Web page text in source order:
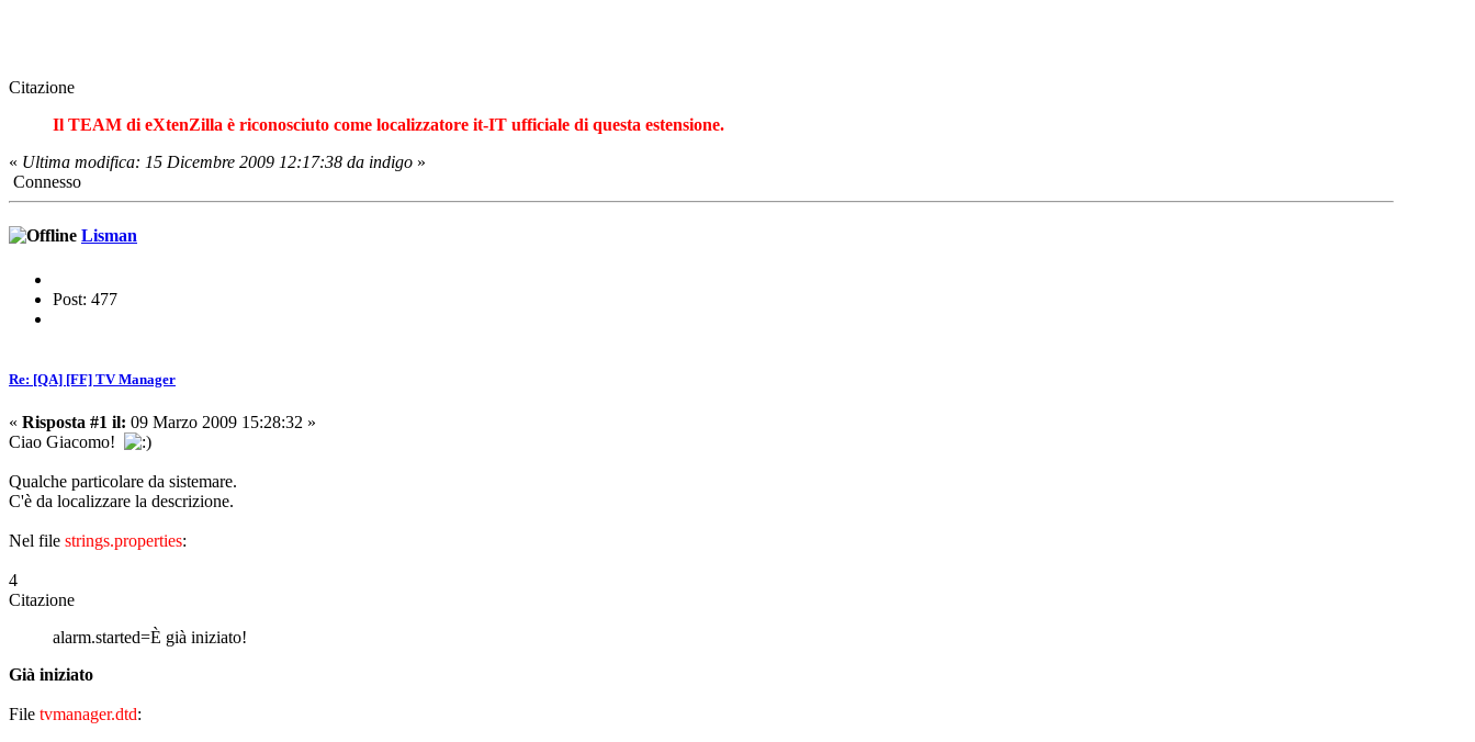
Citazione
Il TEAM di eXtenZilla è riconosciuto come localizzatore it-IT ufficiale di questa estensione.
« Ultima modifica: 15 Dicembre 2009 12:17:38 da indigo »
Connesso
Lisman
Post: 477
Re: [QA] [FF] TV Manager
« Risposta #1 il: 09 Marzo 2009 15:28:32 »
Ciao Giacomo!
Qualche particolare da sistemare.
C'è da localizzare la descrizione.
Nel file strings.properties:
4
Citazione
alarm.started=È già iniziato!
Già iniziato
File tvmanager.dtd: